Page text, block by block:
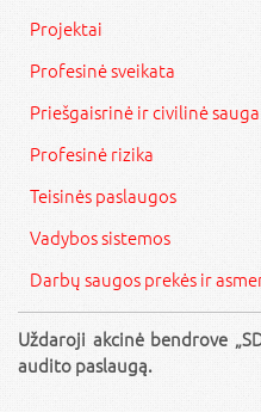
Projektai
Profesinė sveikata
Priešgaisrinė ir civilinė sauga
Profesinė rizika
Teisinės paslaugos
Vadybos sistemos
Darbų saugos prekės ir
Uždaroji akcinė bendrove
audito paslaugą.